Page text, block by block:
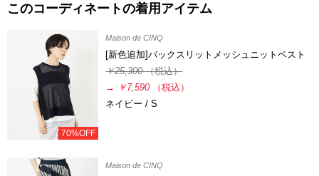
このコーディネートの着用アイテム
70%OFF
Maison de CINQ
[新色追加]バックスリットメッシュニットベスト
￥25,300（税込）
→
￥7,590
（税込）
ネイビー / S
Maison de CINQ